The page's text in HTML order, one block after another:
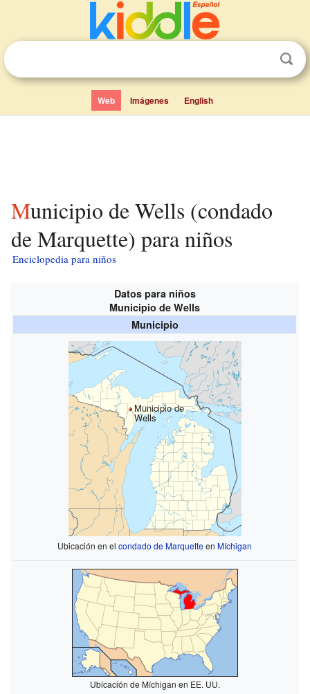
Web Imágenes English
Municipio de Wells (condado
de Marquette) para niños
Enciclopedia para niños
Datos para niños
Municipio de Wells
Municipio
Municipio de
Wells
Ubicación en elcondado de MarquetteenMíchigan
Ubicación de Míchigan en EE. UU.